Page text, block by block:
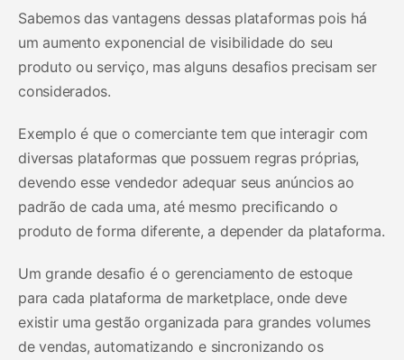
Sabemos das vantagens dessas plataformas pois há
um aumento exponencial de visibilidade do seu
produto ou serviço, mas alguns desafios precisam ser
considerados.
Exemplo é que o comerciante tem que interagir com
diversas plataformas que possuem regras próprias,
devendo esse vendedor adequar seus anúncios ao
padrão de cada uma, até mesmo precificando o
produto de forma diferente, a depender da plataforma.
Um grande desafio é o gerenciamento de estoque
para cada plataforma de marketplace, onde deve
existir uma gestão organizada para grandes volumes
de vendas, automatizando e sincronizando os